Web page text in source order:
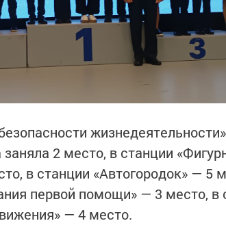
2 место, в станции
в станции «Автогородок» — 5
первой помощи» — 3 место, в
— 4 место.